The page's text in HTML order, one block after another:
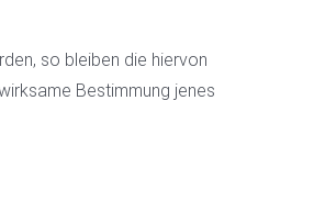
so bleiben die hiervon
Bestimmung jenes